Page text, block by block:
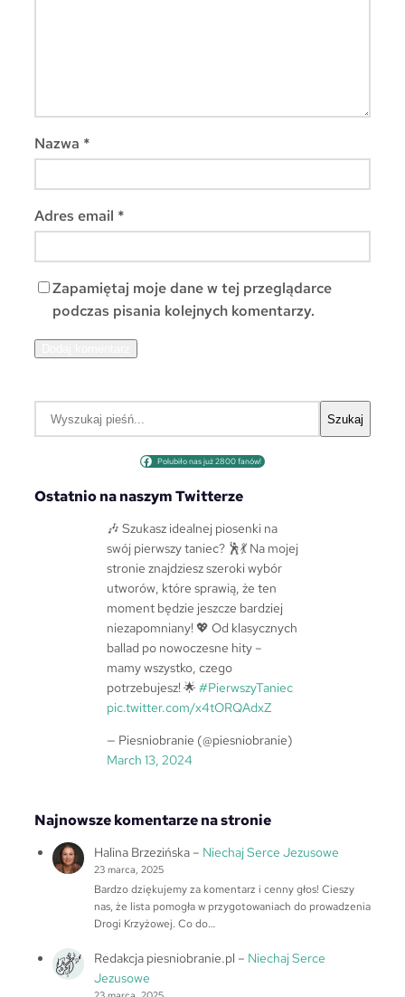
Nazwa *
Adres email *
Zapamiętaj moje dane w tej przeglądarce
podczas pisania kolejnych komentarzy.
a
Szukaj
Polubiło nas już 2800 fanów!
Ostatnio na naszym Twitterze
🎶 Szukasz idealnej piosenki na
swój pierwszy taniec? 🕺💃 Na mojej
stronie znajdziesz szeroki wybór
utworów, które sprawią, że ten
moment będzie jeszcze bardziej
niezapomniany! 💖 Od klasycznych
ballad po nowoczesne hity –
mamy wszystko, czego
potrzebujesz! 🌟 #PierwszyTaniec
pic.twitter.com/x4tORQAdxZ
— Piesniobranie (@piesniobranie)
March 13, 2024
Najnowsze komentarze na stronie
Halina Brzezińska– Niechaj Serce Jezusowe
23 marca, 2025
Bardzo dziękujemy za komentarz i cenny głos! Cieszy
nas, że lista pomogła w przygotowaniach do prowadzenia
Drogi Krzyżowej. Co do…
Redakcja piesniobranie.pl – Niechaj Serce
Jezusowe